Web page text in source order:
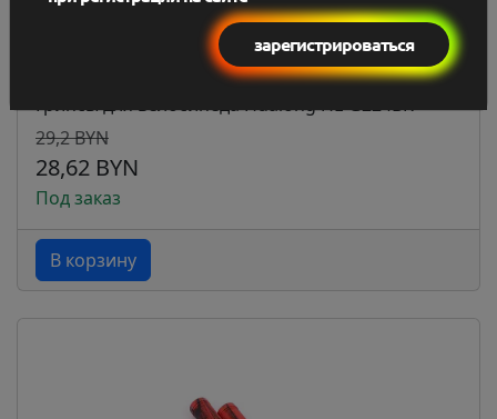
Грипсы для велосипеда Hualong HL-G224BK
29,2 BYN
28,62 BYN
Под заказ
В корзину
зарегистрироваться